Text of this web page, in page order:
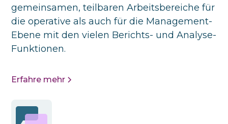
gemeinsamen, teilbaren Arbeitsbereiche für
die operative als auch für die Management-
Ebene mit den vielen Berichts- und Analyse-
Funktionen.
Erfahre mehr